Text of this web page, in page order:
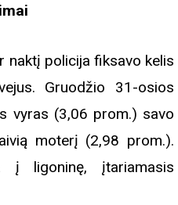
naktį policija fiksavo kelis
Gruodžio 31-osios
vyras (3,06 prom.) savo
moterį (2,98 prom.).
į ligoninę, įtariamasis